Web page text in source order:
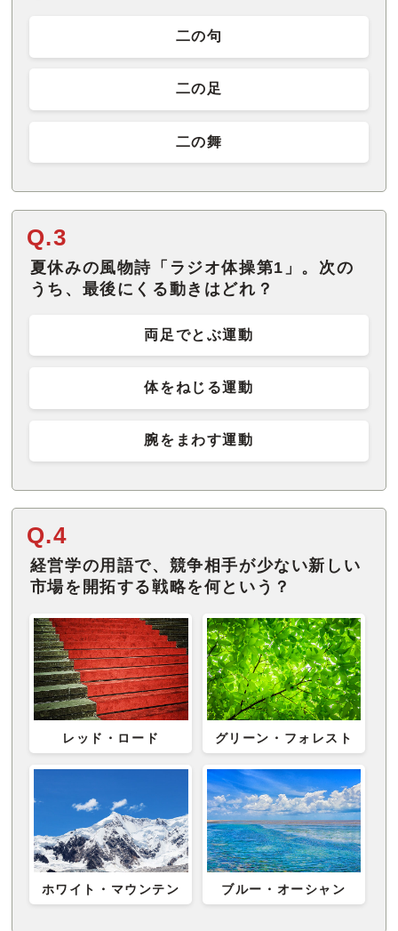
二の句
二の足
二の舞
Q.3
夏休みの風物詩「ラジオ体操第1」。次の
うち、最後にくる動きはどれ？
両足でとぶ運動
体をねじる運動
腕をまわす運動
Q.4
経営学の用語で、競争相手が少ない新しい
市場を開拓する戦略を何という？
レッド・ロード グリーン・フォレスト
ホワイト・マウンテン ブルー・オーシャン